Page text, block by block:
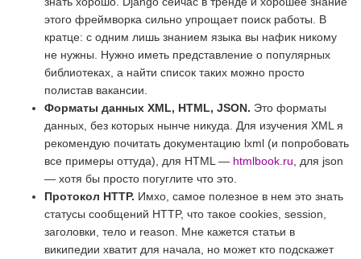
этого фреймворка сильно упрощает поиск работы. В
кратце: с одним лишь знанием языка вы нафик никому
не нужны. Нужно иметь представление о популярных
библиотеках, а найти список таких можно просто
полистав вакансии.
Форматы данных XML, HTML, JSON. Это форматы
данных, без которых нынче никуда. Для изучения XML я
рекомендую почитать документацию lxml (и попробовать
все примеры оттуда), для HTML — htmlbook.ru , для json
— хотя бы просто погуглите что это.
Протокол HTTP. Имхо, самое полезное в нем это знать
статусы сообщений HTTP, что такое cookies, session,
заголовки, тело и reason. Мне кажется статьи в
википедии хватит для начала, но может кто подскажет